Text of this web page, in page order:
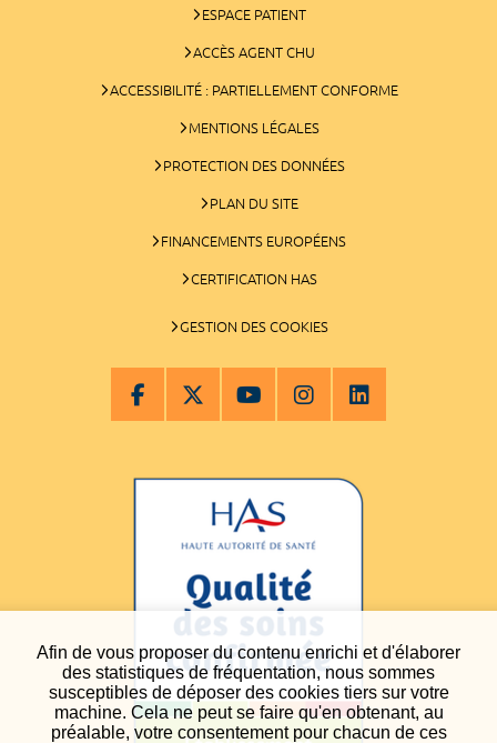
Afin de vous proposer du contenu enrichi et d'élaborer
des statistiques de fréquentation, nous sommes
susceptibles de déposer des cookies tiers sur votre
machine. Cela ne peut se faire qu'en obtenant, au
préalable, votre consentement pour chacun de ces
ESPACE PATIENT
ACCÈS AGENT CHU
ACCESSIBILITÉ : PARTIELLEMENT CONFORME
MENTIONS LÉGALES
PROTECTION DES DONNÉES
PLAN DU SITE
FINANCEMENTS EUROPÉENS
CERTIFICATION HAS
GESTION DES COOKIES